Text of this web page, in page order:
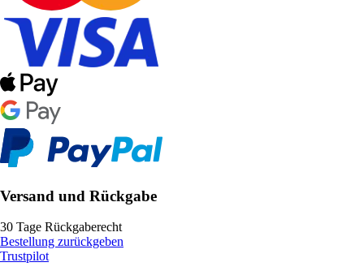
Versand und Rückgabe
30 Tage Rückgaberecht
Bestellung zurückgeben
Trustpilot